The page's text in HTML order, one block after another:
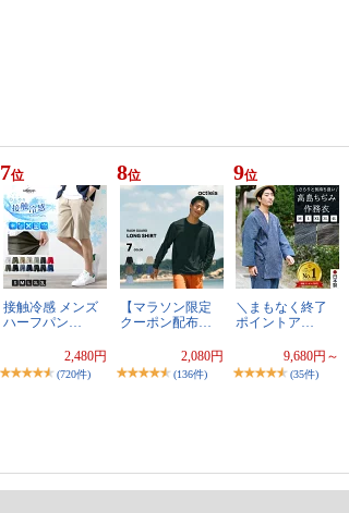
7位
接触冷感 メンズ
ハーフパン…
2,480円
(720件)
8位
【マラソン限定
クーポン配布…
2,080円
(136件)
9位
＼まもなく終了
ポイントア…
9,680円～
(35件)